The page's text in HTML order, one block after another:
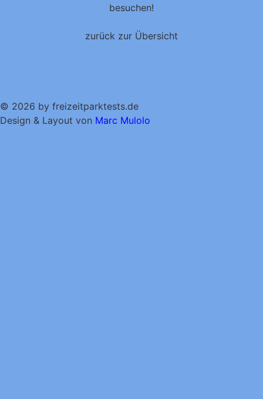
besuchen!
zurück zur Übersicht
© 2026 by freizeitparktests.de
Design & Layout von Marc Mulolo